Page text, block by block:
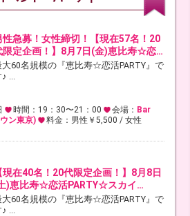
性急募！女性締切！【現在57名！20
限定企画！】8月7日(金)恵比寿☆恋…
大60名規模の『恵比寿☆恋活PARTY』で
...
時間：19：30〜21：00 会場： Bar
ン東京)
料金：男性￥5,500 / 女性
現在40名！20代限定企画！】8月8日
)恵比寿☆恋活PARTY☆スカイ…
大60名規模の『恵比寿☆恋活PARTY』で
...